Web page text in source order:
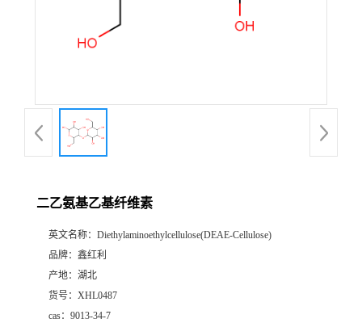
二乙氨基乙基纤维素
英文名称： Diethylaminoethylcellulose(DEAE-Cellulose)
品牌： 鑫红利
产地： 湖北
货号： XHL0487
cas： 9013-34-7